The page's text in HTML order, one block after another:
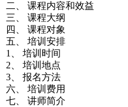
二、 课程内容和效益
三、 课程大纲
四、 课程对象
五、 培训安排
1、 培训时间
2、 培训地点
3、 报名方法
六、 培训费用
七、 讲师简介